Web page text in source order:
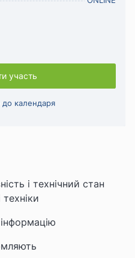
і технічний стан
участь
календаря